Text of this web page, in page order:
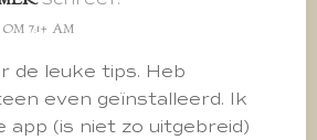
7:14 AM
de leuke tips. Heb
even geïnstalleerd. Ik
app (is niet zo uitgebreid)